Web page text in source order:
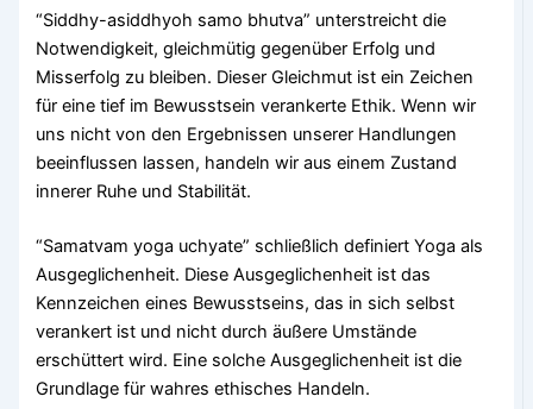
“Siddhy-asiddhyoh samo bhutva” unterstreicht die
Notwendigkeit, gleichmütig gegenüber Erfolg und
Misserfolg zu bleiben. Dieser Gleichmut ist ein Zeichen
für eine tief im Bewusstsein verankerte Ethik. Wenn wir
uns nicht von den Ergebnissen unserer Handlungen
beeinflussen lassen, handeln wir aus einem Zustand
innerer Ruhe und Stabilität.
“Samatvam yoga uchyate” schließlich definiert Yoga als
Ausgeglichenheit. Diese Ausgeglichenheit ist das
Kennzeichen eines Bewusstseins, das in sich selbst
verankert ist und nicht durch äußere Umstände
erschüttert wird. Eine solche Ausgeglichenheit ist die
Grundlage für wahres ethisches Handeln.